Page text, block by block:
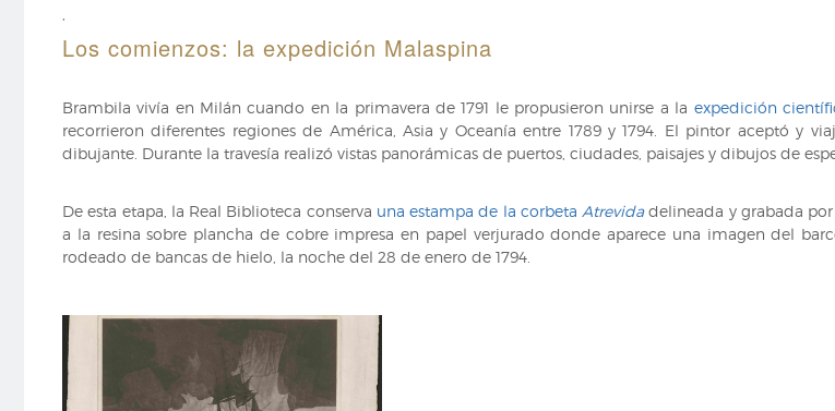
Los comienzos: la expedición Malaspina
Brambila vivía en Milán cuando en la primavera de 1791 le propusieron unirse a la expedición
recorrieron diferentes regiones de América, Asia y Oceanía entre 1789 y 1794. El pintor aceptó y
dibujante. Durante la travesía realizó vistas panorámicas de puertos, ciudades, paisajes y dibujos de
De esta etapa, la Real Biblioteca conserva una estampa de la corbeta Atrevida delineada y grabada por
a la resina sobre plancha de cobre impresa en papel verjurado donde aparece una imagen del
rodeado de bancas de hielo, la noche del 28 de enero de 1794.